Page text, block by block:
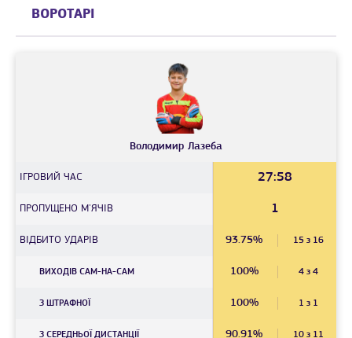
ВОРОТАРІ
Володимир Лазеба
IГРОВИЙ ЧАС 27:58
ПРОПУЩЕНО М'ЯЧІВ 1
ВІДБИТО УДАРІВ 93.75% 15 з 16
ВИХОДІВ САМ-НА-САМ 100% 4 з 4
З ШТРАФНОЇ 100% 1 з 1
З СЕРЕДНЬОЇ ДИСТАНЦIЇ 90.91% 10 з 11